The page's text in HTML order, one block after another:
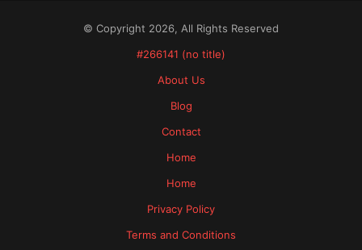
© Copyright 2026, All Rights Reserved
#266141 (no title)
About Us
Blog
Contact
Home
Home
Privacy Policy
Terms and Conditions